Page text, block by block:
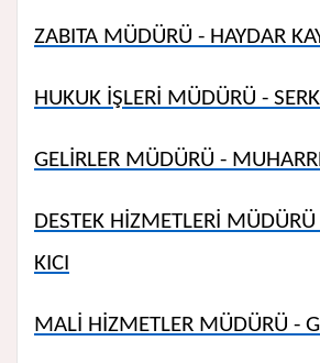
ZABITA MÜDÜRÜ - HAYDAR
HUKUK İŞLERİ MÜDÜRÜ -
GELİRLER MÜDÜRÜ -
DESTEK HİZMETLERİ
KICI
MALİ HİZMETLER MÜDÜRÜ -